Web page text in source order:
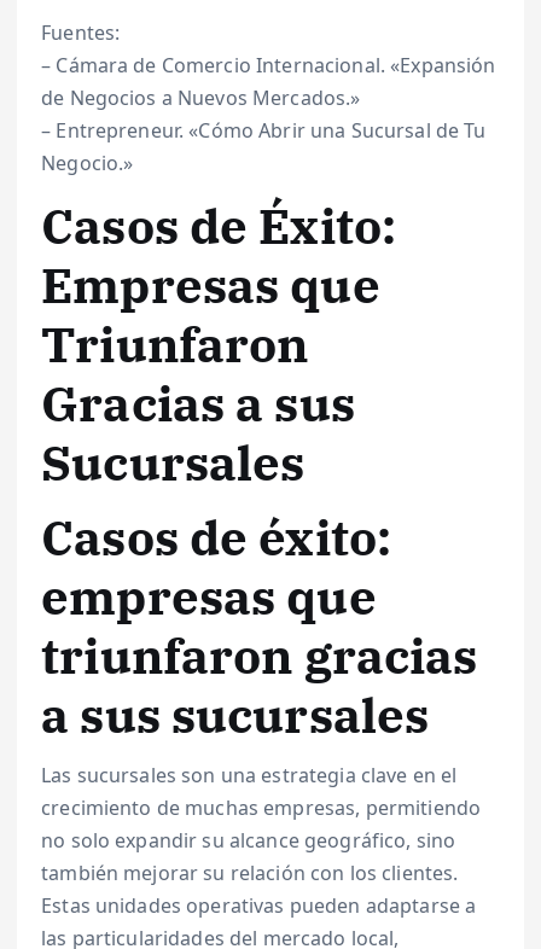
Fuentes:
– Cámara de Comercio Internacional. «Expansión
de Negocios a Nuevos Mercados.»
– Entrepreneur. «Cómo Abrir una Sucursal de Tu
Negocio.»
Casos de Éxito:
Empresas que
Triunfaron
Gracias a sus
Sucursales
Casos de éxito:
empresas que
triunfaron gracias
a sus sucursales
Las sucursales son una estrategia clave en el
crecimiento de muchas empresas, permitiendo
no solo expandir su alcance geográfico, sino
también mejorar su relación con los clientes.
Estas unidades operativas pueden adaptarse a
las particularidades del mercado local,